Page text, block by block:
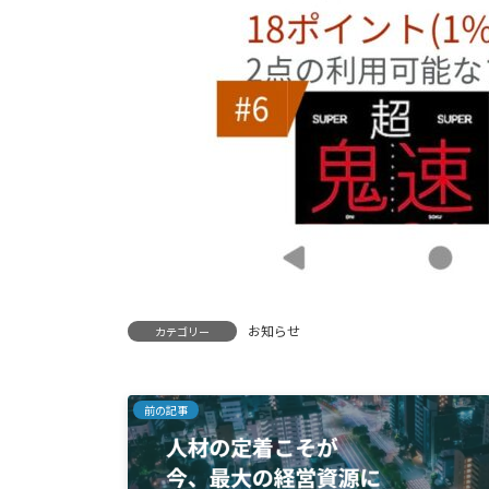
カテゴリー お知らせ
前の記事